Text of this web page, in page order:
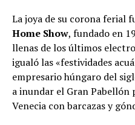
La joya de su corona ferial
Home Show, fundado en
llenas de los últimos
igualó las «festividades
empresario húngaro del
a inundar el Gran Pabellón
Venecia con barcazas y